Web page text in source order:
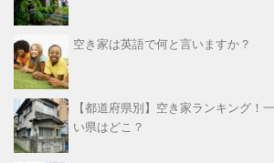
空き家は英語で何と言いますか？
【都道府県別】空き家ランキング！
い県はどこ？